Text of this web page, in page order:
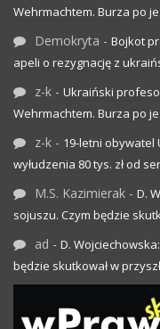
Wehrmachtem. Burza po
Demokryta - Bojkot
apeli o rezygnację z
z-k - Ukraiński
Wehrmachtem. Burza po
z-k - 19-letni
wyłudzenia 80 tys. zł od
M.S. Kazimierak - D.
sojuszu. Czym będzie
ad - D.
będzie skutkował w